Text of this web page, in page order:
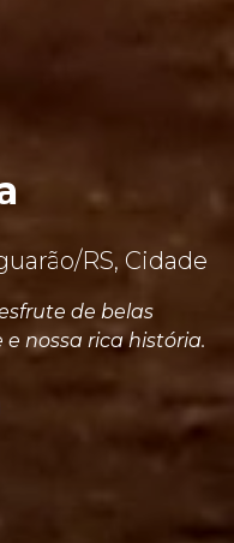
RS, Cidade
de belas
nossa rica história.